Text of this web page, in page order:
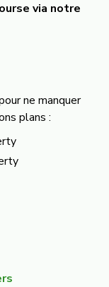
via notre
ne manquer
plans :